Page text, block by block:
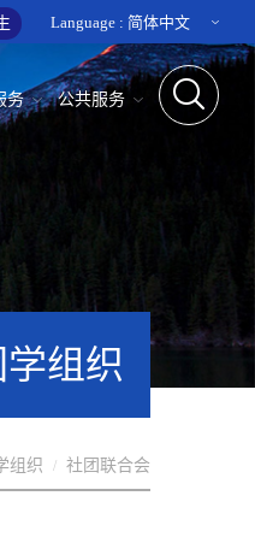
Language : 简体中文
务 公共服务
学组织
组织 社团联合会